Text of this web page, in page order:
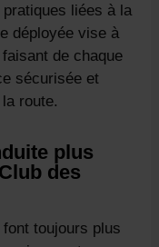
liées à la
déployée vise à
de chaque
sécurisée et
route.
plus
des
toujours plus